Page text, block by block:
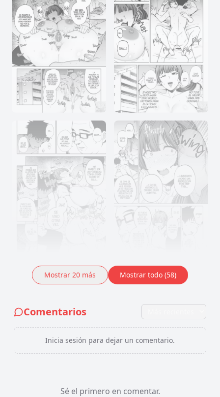
Mostrar 20 más Mostrar todo (58)
Comentarios
Inicia sesión para dejar un comentario.
Sé el primero en comentar.